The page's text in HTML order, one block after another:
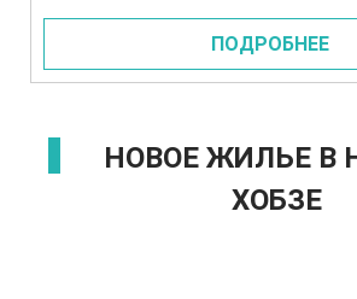
ПОДРОБНЕЕ
НОВОЕ ЖИЛЬЕ В
ХОБЗЕ